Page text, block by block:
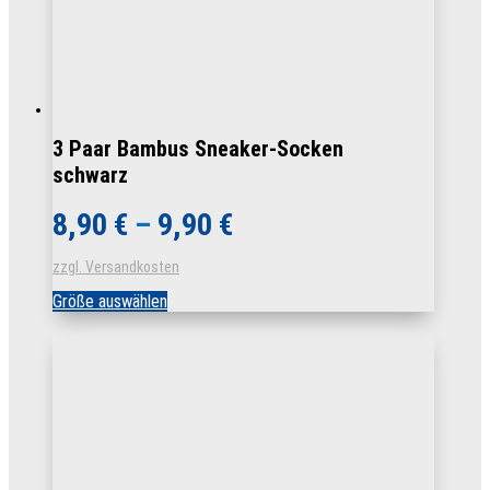
3 Paar Bambus Sneaker-Socken
schwarz
8,90 € – 9,90 €
zzgl. Versandkosten
Größe auswählenDieses
Produkt